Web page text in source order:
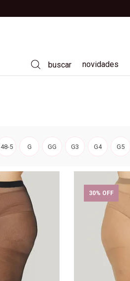
buscar novidades
camisas
t-shirts
casacos e jaquetas
moda praia
48-5 G GG G3 G4 G5
30% OFF